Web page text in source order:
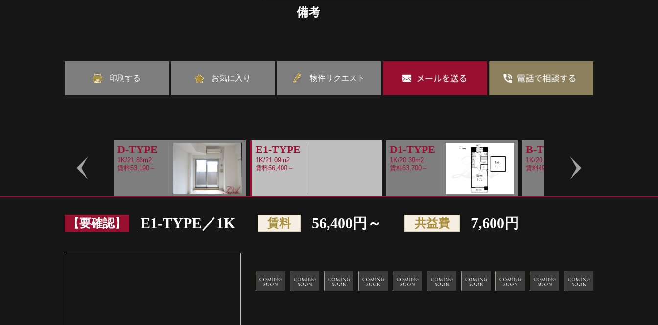
備考
印刷する お気に入り 物件リクエスト
D-TYPE
1K/21.83m2
賃料53,190～
E1-TYPE
1K/21.09m2
賃料56,400～
D1-TYPE
1K/20.30m2
賃料63,700～
B-TYPE
1K/20.72m2
賃料49,540～
【要確認】 E1-TYPE／1K 賃料 56,400円～ 共益費 7,600円